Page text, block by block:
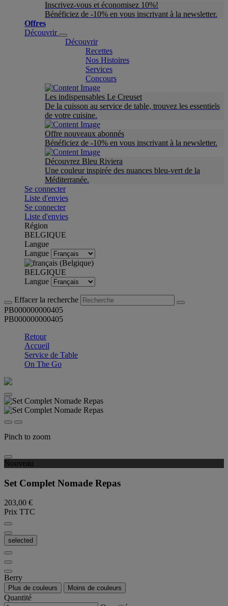
Inscrivez-vous et économisez 10%!
Bénéficiez de -10% en vous inscrivant à la newsletter.
Offres
Découvrir
Découvrir
Recettes
Nos Histoires
Services
Concours
Les indispensables Le Creuset
De la cuisson au service de table, trouvez les essentiels
de votre cuisine.
Offre nouveaux abonnés
Bénéficiez de -10% en vous inscrivant à la newsletter.
Découvrez Bleu Riviera
Une couleur inspirée des nuances bleu-vert de la
Méditerranée.
Se connecter
Liste d'envies
Se connecter
Liste d'envies
Région
BELGIQUE
Langue
Langue
BELGIQUE
Langue
Effacer la recherche
PB000000000405
PB000000000405
Retour
Accueil
Service de Table
On The Go
Pinch to zoom
Nouveau
Set Complet Nomade Repas
203,00 €
Prix TTC
selected
Berry
Plus de couleurs Moins de couleurs
Quantité